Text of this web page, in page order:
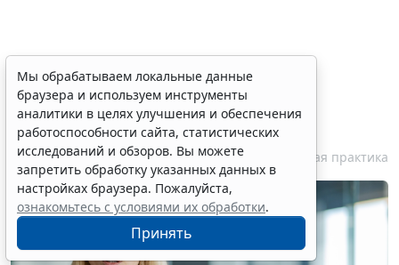
Персональные данные
медработника недопустимо
публиковать без его согласия
7 августа 2026 18:27 Судебная практика
Мы обрабатываем локальные данные
браузера и используем инструменты
аналитики в целях улучшения и обеспечения
работоспособности сайта, статистических
исследований и обзоров. Вы можете
запретить обработку указанных данных в
настройках браузера. Пожалуйста,
ознакомьтесь с условиями их обработки.
Принять